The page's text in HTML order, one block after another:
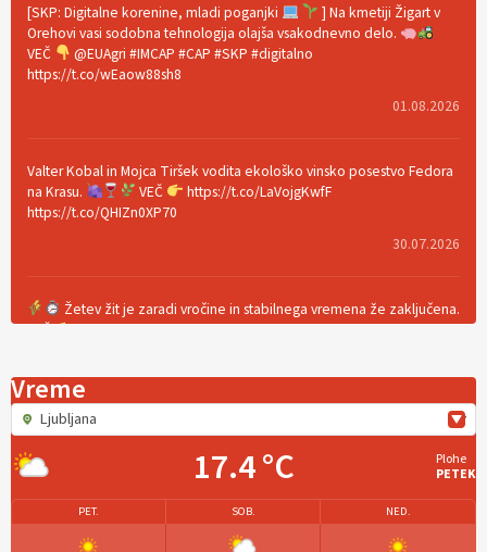
[SKP: Digitalne korenine, mladi poganjki
] Na kmetiji Žigart v
Orehovi vasi sodobna tehnologija olajša vsakodnevno delo.
VEČ
@EUAgri #IMCAP #CAP #SKP #digitalno
https://t.co/wEaow88sh8
01.08.2026
Valter Kobal in Mojca Tiršek vodita ekološko vinsko posestvo Fedora
na Krasu.
VEČ
https://t.co/LaVojgKwfF
https://t.co/QHIZn0XP70
30.07.2026
Žetev žit je zaradi vročine in stabilnega vremena že zaključena.
VEČ
https://t.co/bBWaIz6Hhh https://t.co/TtKoOF5ENS
[EKOloško = LOGIČNO
Ameriške borovnice so odlična izbira za
#IMCAP #CAP https://t.co/tQd9tB1THk
22.07.2026
Vreme
Ljubljana
17.4 °C
Plohe
PETEK
PET. SOB. NED.